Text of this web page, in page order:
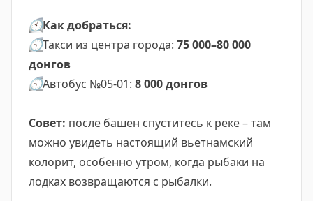
🕙Как добраться:
🕤Такси из центра города: 75 000–80 000
донгов
🕤Автобус №05-01: 8 000 донгов
Совет: после башен спуститесь к реке – там
можно увидеть настоящий вьетнамский
колорит, особенно утром, когда рыбаки на
лодках возвращаются с рыбалки.